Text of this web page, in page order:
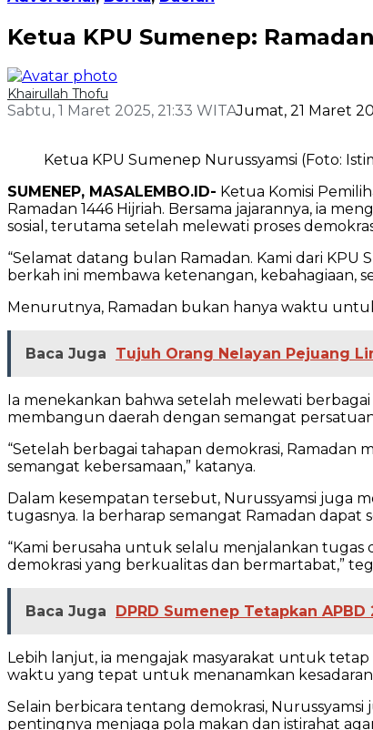
Ketua KPU Sumenep:
Khairullah Thofu
Sabtu, 1 Maret 2025, 21:33 WITAJumat, 21 Maret
Ketua KPU Sumenep Nurussyamsi (Foto:
SUMENEP, MASALEMBO.ID- Ketua Komisi
Ramadan 1446 Hijriah. Bersama jajarannya, ia
sosial, terutama setelah melewati proses
“Selamat datang bulan Ramadan. Kami dari
berkah ini membawa ketenangan, kebahagiaan,
Menurutnya, Ramadan bukan hanya waktu
Baca Juga Tujuh Orang Nelayan Pejuang
Ia menekankan bahwa setelah melewati
membangun daerah dengan semangat
“Setelah berbagai tahapan demokrasi,
semangat kebersamaan,” katanya.
Dalam kesempatan tersebut, Nurussyamsi juga
tugasnya. Ia berharap semangat Ramadan
“Kami berusaha untuk selalu menjalankan
demokrasi yang berkualitas dan bermartabat,”
Baca Juga DPRD Sumenep Tetapkan
Lebih lanjut, ia mengajak masyarakat untuk
waktu yang tepat untuk menanamkan
Selain berbicara tentang demokrasi,
pentingnya menjaga pola makan dan istirahat